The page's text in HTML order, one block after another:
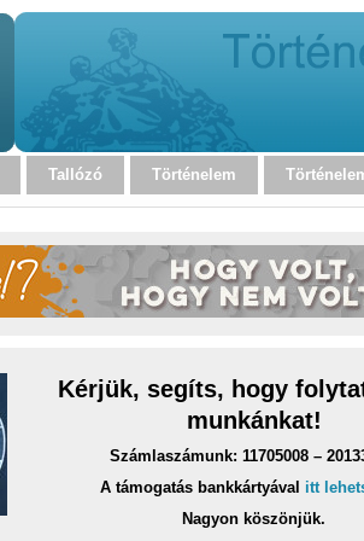
Tallózó Történelem
Kérjük, segíts, hogy
munkánkat!
Számlaszámunk: 11705008 –
A támogatás bankkártyával itt
Nagyon köszönjük.